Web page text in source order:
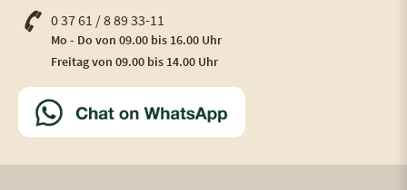
0 37 61 / 8 89 33-11
Mo - Do von 09.00 bis 16.00 Uhr
Freitag von 09.00 bis 14.00 Uhr